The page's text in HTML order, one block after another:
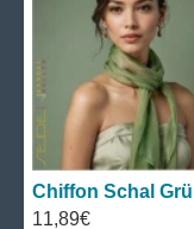
Chiffon Schal
11,89€